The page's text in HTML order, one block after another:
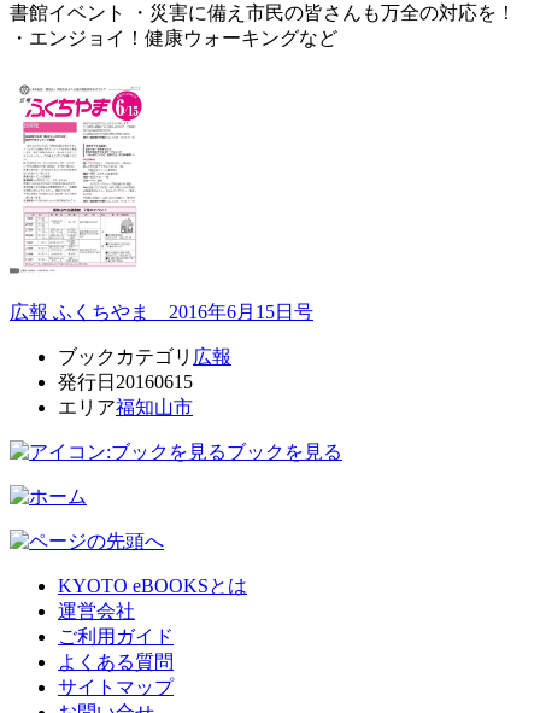
書館イベント ・災害に備え市民の皆さんも万全の対応を！
・エンジョイ！健康ウォーキングなど
広報 ふくちやま 2016年6月15日号
ブックカテゴリ 広報
発行日 20160615
エリア福知山市
ブックを見る
KYOTO eBOOKSとは
運営会社
ご利用ガイド
よくある質問
サイトマップ